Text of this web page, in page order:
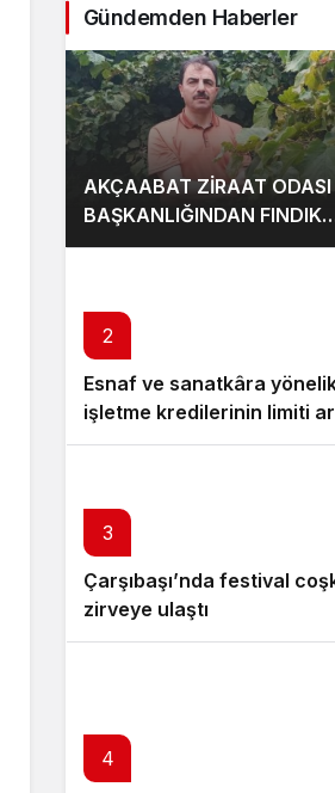
Gündemden Haberler
AKÇAABAT ZİRAAT ODASI
BAŞKANLIĞINDAN FINDIK
ÜRETİCİLERİNE AĞUSTOS
2
Esnaf ve sanatkâra yönelik
işletme kredilerinin limiti
3
Çarşıbaşı’nda festival
zirveye ulaştı
4